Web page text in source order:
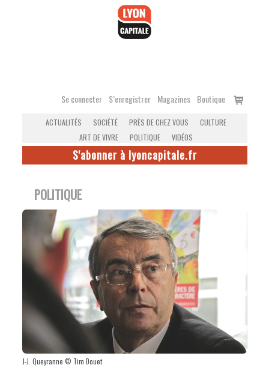
Se connecter S’enregistrer Magazines Boutique
Voir
ACTUALITÉS SOCIÉTÉ PRÈS DE CHEZ VOUS
CULTURE
ART DE VIVRE
POLITIQUE VIDÉOS
S'abonner à lyoncapitale.fr
POLITIQUE
J-J. Queyranne © Tim Douet